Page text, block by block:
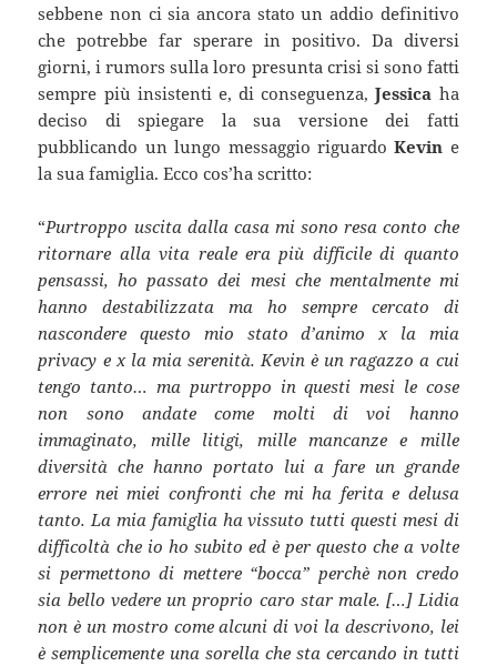
sebbene non ci sia ancora stato un addio definitivo
che potrebbe far sperare in positivo. Da diversi
giorni, i rumors sulla loro presunta crisi si sono fatti
sempre più insistenti e, di conseguenza,Jessica ha
deciso di spiegare la sua versione dei fatti
pubblicando un lungo messaggio riguardoKevin e
la sua famiglia. Ecco cos’ha scritto:
“Purtroppo uscita dalla casa mi sono resa conto che
ritornare alla vita reale era più difficile di quanto
pensassi, ho passato dei mesi che mentalmente mi
hanno destabilizzata ma ho sempre cercato di
nascondere questo mio stato d’animo x la mia
privacy e x la mia serenità. Kevin è un ragazzo a cui
tengo tanto… ma purtroppo in questi mesi le cose
non sono andate come molti di voi hanno
immaginato, mille litigi, mille mancanze e mille
diversità che hanno portato lui a fare un grande
errore nei miei confronti che mi ha ferita e delusa
tanto. La mia famiglia ha vissuto tutti questi mesi di
difficoltà che io ho subito ed è per questo che a volte
si permettono di mettere “bocca” perchè non credo
sia bello vedere un proprio caro star male. […] Lidia
non è un mostro come alcuni di voi la descrivono, lei
è semplicemente una sorella che sta cercando in tutti